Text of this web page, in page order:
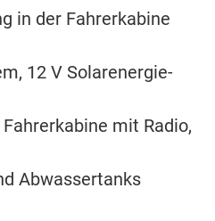
in der Fahrerkabine
12 V Solarenergie-
mit Radio,
Abwassertanks